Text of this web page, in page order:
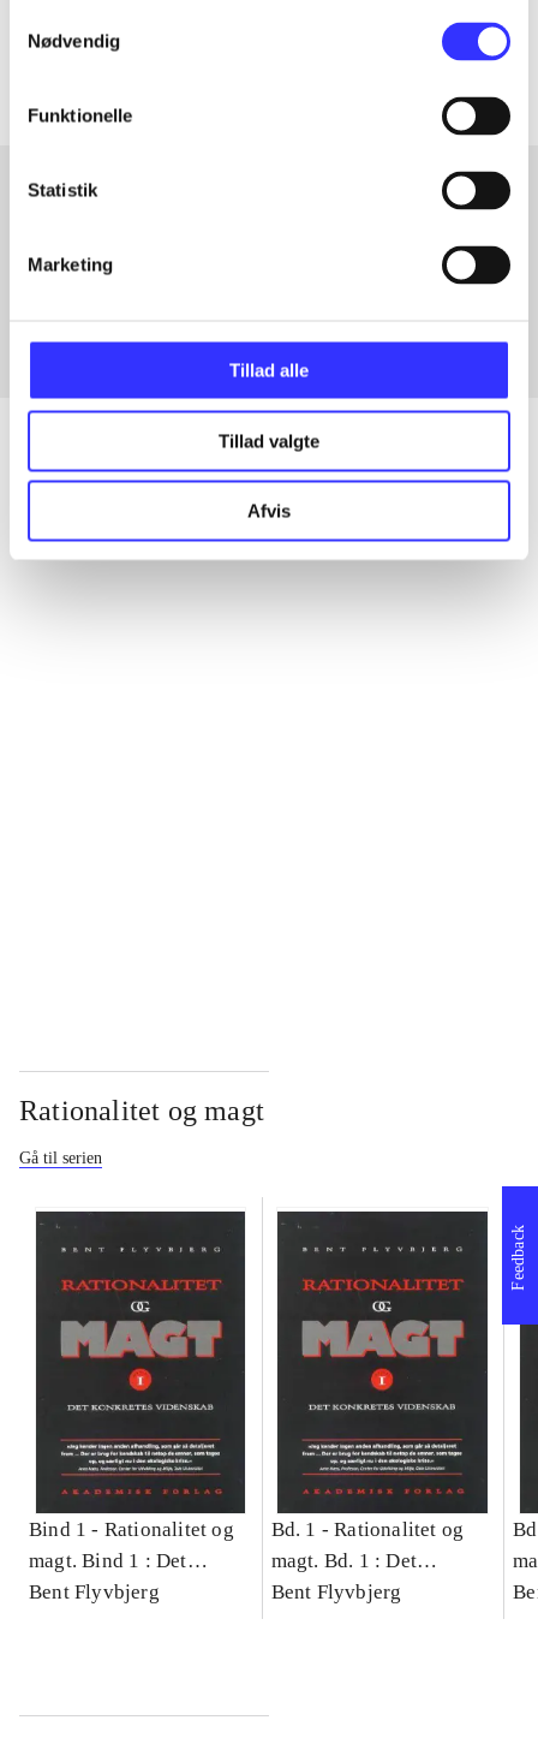
Nødvendig
Funktionelle
Statistik
Marketing
Tillad alle
Tillad valgte
Afvis
Artiklerne i
Fra
Alle registrerede artikler fordelt på udgivelser
Rationalitet og magt
Gå til serien
Bind 1 - Rationalitet og
magt. Bind 1 : Det
konkretes videnskab
Bent Flyvbjerg
Bd. 1 -Rationalitet og
magt. Bd. 1 : Det
konkretes videnskab
Bent Flyvbjerg
Feedback